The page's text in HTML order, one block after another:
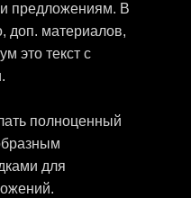
и предложениям. В
доп. материалов,
это текст с
полноценный
для